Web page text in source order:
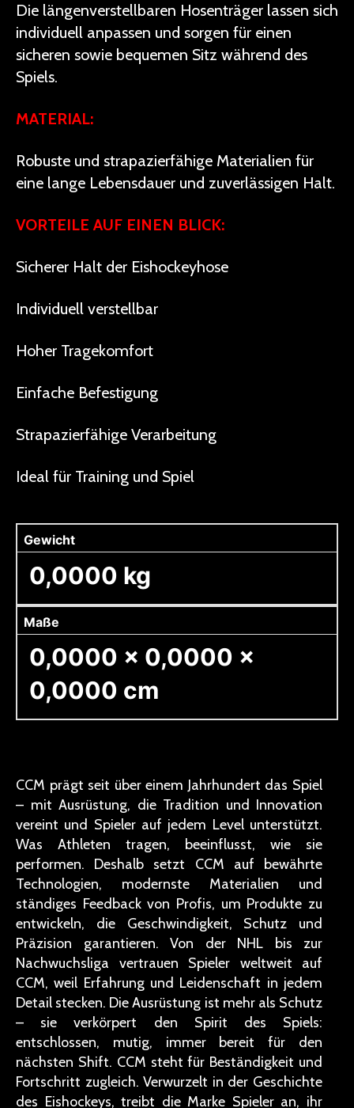
Die längenverstellbaren Hosenträger lassen sich
individuell anpassen und sorgen für einen
sicheren sowie bequemen Sitz während des
Spiels.
MATERIAL:
Robuste und strapazierfähige Materialien für
eine lange Lebensdauer und zuverlässigen Halt.
VORTEILE AUF EINEN BLICK:
Sicherer Halt der Eishockeyhose
Individuell verstellbar
Hoher Tragekomfort
Einfache Befestigung
Strapazierfähige Verarbeitung
Ideal für Training und Spiel
Gewicht
0,0000 kg
Maße
0,0000 × 0,0000 ×
0,0000 cm
CCM prägt seit über einem Jahrhundert das Spiel
– mit Ausrüstung, die Tradition und Innovation
vereint und Spieler auf jedem Level unterstützt.
Was Athleten tragen, beeinflusst, wie sie
performen. Deshalb setzt CCM auf bewährte
Technologien, modernste Materialien und
ständiges Feedback von Profis, um Produkte zu
entwickeln, die Geschwindigkeit, Schutz und
Präzision garantieren. Von der NHL bis zur
Nachwuchsliga vertrauen Spieler weltweit auf
CCM, weil Erfahrung und Leidenschaft in jedem
Detail stecken. Die Ausrüstung ist mehr als Schutz
– sie verkörpert den Spirit des Spiels:
entschlossen, mutig, immer bereit für den
nächsten Shift. CCM steht für Beständigkeit und
Fortschritt zugleich. Verwurzelt in der Geschichte
des Eishockeys, treibt die Marke Spieler an, ihr